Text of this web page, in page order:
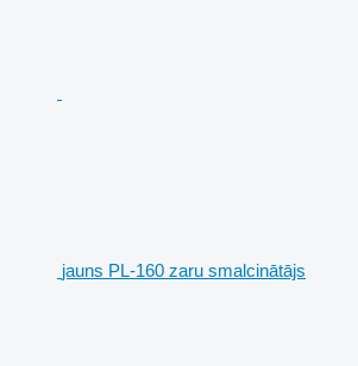
jauns PL-160 zaru smalcinātājs